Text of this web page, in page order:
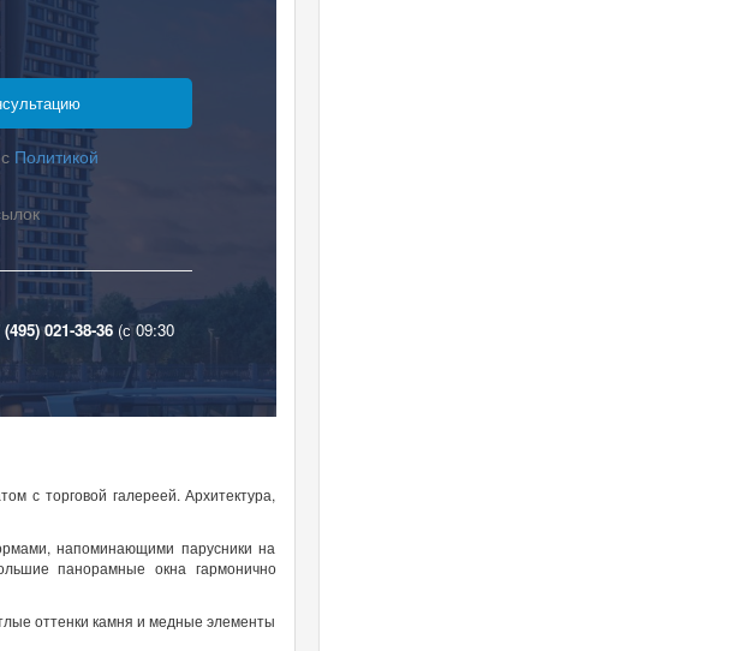
Политикой
021-38-36 (с 09:30
с торговой галереей. Архитектура,
напоминающими парусники на
панорамные окна гармонично
оттенки камня и медные элементы